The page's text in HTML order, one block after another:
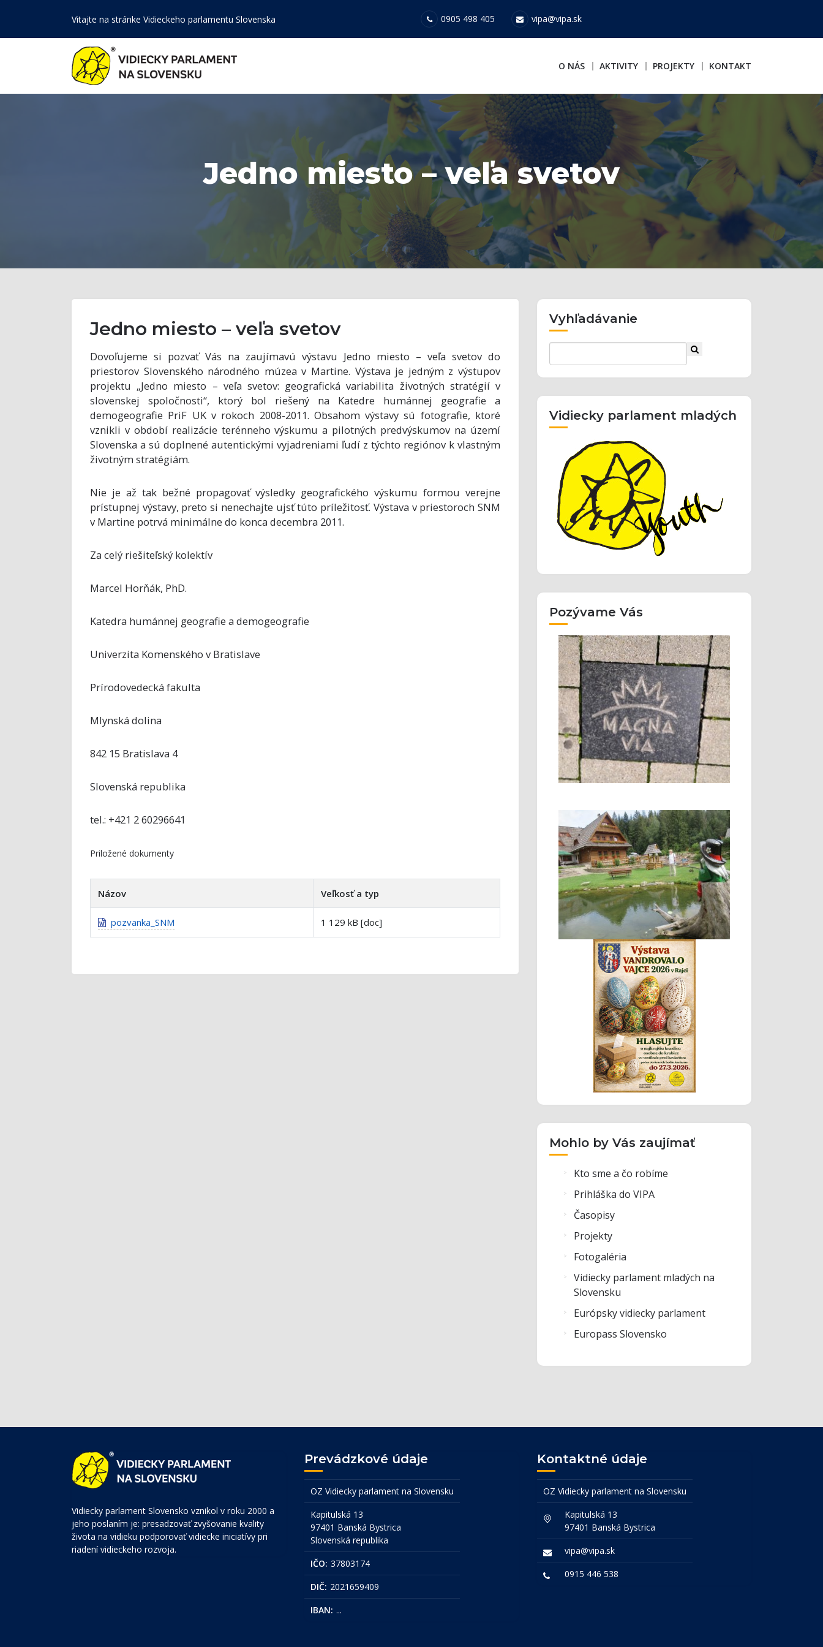
Vitajte na stránke Vidieckeho parlamentu Slovenska 0905 498 405 vipa@vipa.sk
O NÁS AKTIVITY PROJEKTY KONTAKT
Jedno miesto – veľa svetov
Jedno miesto – veľa svetov
Dovoľujeme si pozvať Vás na zaujímavú výstavu Jedno miesto – veľa svetov do
priestorov Slovenského národného múzea v Martine. Výstava je jedným z výstupov
projektu „Jedno miesto – veľa svetov: geografická variabilita životných stratégií v
slovenskej spoločnosti“, ktorý bol riešený na Katedre humánnej geografie a
demogeografie PriF UK v rokoch 2008-2011. Obsahom výstavy sú fotografie, ktoré
vznikli v období realizácie terénneho výskumu a pilotných predvýskumov na území
Slovenska a sú doplnené autentickými vyjadreniami ľudí z týchto regiónov k vlastným
životným stratégiám.
Nie je až tak bežné propagovať výsledky geografického výskumu formou verejne
prístupnej výstavy, preto si nenechajte ujsť túto príležitosť. Výstava v priestoroch SNM
v Martine potrvá minimálne do konca decembra 2011.
Za celý riešiteľský kolektív
Marcel Horňák, PhD.
Katedra humánnej geografie a demogeografie
Univerzita Komenského v Bratislave
Prírodovedecká fakulta
Mlynská dolina
842 15 Bratislava 4
Slovenská republika
tel.: +421 2 60296641
Priložené dokumenty
Názov Veľkosť a typ
pozvanka_SNM 1 129 kB [doc]
Vyhľadávanie
Vidiecky parlament mladých
Pozývame Vás
Mohlo by Vás zaujímať
Kto sme a čo robíme
Prihláška do VIPA
Časopisy
Projekty
Fotogaléria
Vidiecky parlament mladých na
Slovensku
Európsky vidiecky parlament
Europass Slovensko
Vidiecky parlament Slovensko vznikol v roku 2000 a
jeho poslaním je: presadzovať zvyšovanie kvality
života na vidieku podporovať vidiecke iniciatívy pri
riadení vidieckeho rozvoja.
Prevádzkové údaje
OZ Vidiecky parlament na Slovensku
Kapitulská 13
97401 Banská Bystrica
Slovenská republika
IČO: 37803174
DIČ: 2021659409
IBAN: ...
Kontaktné údaje
OZ Vidiecky parlament na Slovensku
Kapitulská 13
97401 Banská Bystrica
vipa@vipa.sk
0915 446 538